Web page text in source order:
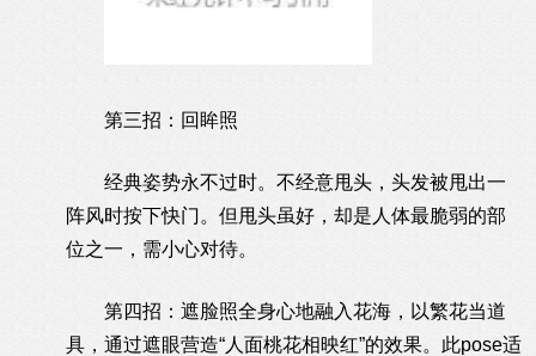
第三招：回眸照
经典姿势永不过时。不经意甩头，头发被甩出一
阵风时按下快门。但甩头虽好，却是人体最脆弱的部
位之一，需小心对待。
第四招：遮脸照全身心地融入花海，以繁花当道
具，通过遮眼营造“人面桃花相映红”的效果。此pose适